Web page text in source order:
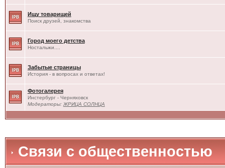
Ищу товарищей
Поиск друзей, знакомства
Город моего детства
Ностальжи....
Забытые страницы
История - в вопросах и ответах!
Фотогалерея
Инстербург - Черняховск
Модераторы: ЖРИЦА СОЛНЦА
Связи с общественностью